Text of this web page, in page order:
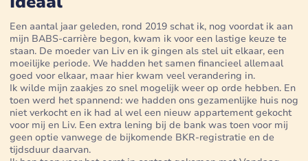
Een aantal jaar geleden, rond 2019 schat ik, nog voordat ik aan
mijn BABS-carrière begon, kwam ik voor een lastige keuze te
staan. De moeder van Liv en ik gingen als stel uit elkaar, een
moeilijke periode. We hadden het samen financieel allemaal
goed voor elkaar, maar hier kwam veel verandering in.
Ik wilde mijn zaakjes zo snel mogelijk weer op orde hebben. En
toen werd het spannend: we hadden ons gezamenlijke huis nog
niet verkocht en ik had al wel een nieuw appartement gekocht
voor mij en Liv. Een extra lening bij de bank was toen voor mij
geen optie vanwege de bijkomende BKR-registratie en de
tijdsduur daarvan.